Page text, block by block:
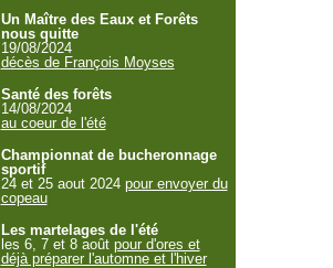
Un Maître des Eaux et Forêts
nous quitte
19/08/2024
décès de François Moyses
Santé des forêts
14/08/2024
au coeur de l'été
Championnat de bucheronnage
sportif
24 et 25 aout 2024 pour envoyer du
copeau
Les martelages de l'été
les 6, 7 et 8 août pour d'ores et
déjà préparer l'automne et l'hiver